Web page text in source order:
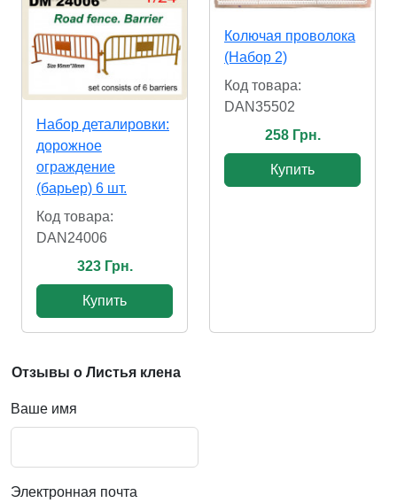
Набор деталировки:
дорожное
ограждение
(барьер) 6 шт.
Код товара:
DAN24006
323 Грн.
Купить
Колючая проволока
(Набор 2)
Код товара:
DAN35502
258 Грн.
Купить
Отзывы о Листья клена
Ваше имя
Электронная почта